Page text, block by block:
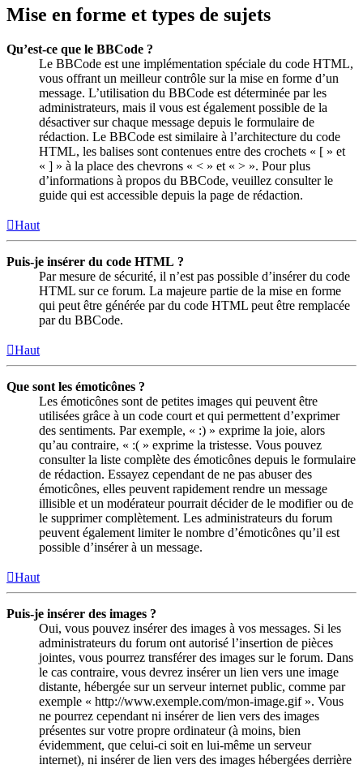
Mise en forme et types de sujets
Qu’est-ce que le BBCode ?
Le BBCode est une implémentation spéciale du code HTML,
vous offrant un meilleur contrôle sur la mise en forme d’un
message. L’utilisation du BBCode est déterminée par les
administrateurs, mais il vous est également possible de la
désactiver sur chaque message depuis le formulaire de
rédaction. Le BBCode est similaire à l’architecture du code
HTML, les balises sont contenues entre des crochets « [ » et
« ] » à la place des chevrons « < » et « > ». Pour plus
d’informations à propos du BBCode, veuillez consulter le
guide qui est accessible depuis la page de rédaction.
Haut
Puis-je insérer du code HTML ?
Par mesure de sécurité, il n’est pas possible d’insérer du code
HTML sur ce forum. La majeure partie de la mise en forme
qui peut être générée par du code HTML peut être remplacée
par du BBCode.
Haut
Que sont les émoticônes ?
Les émoticônes sont de petites images qui peuvent être
utilisées grâce à un code court et qui permettent d’exprimer
des sentiments. Par exemple, « :) » exprime la joie, alors
qu’au contraire, « :( » exprime la tristesse. Vous pouvez
consulter la liste complète des émoticônes depuis le formulaire
de rédaction. Essayez cependant de ne pas abuser des
émoticônes, elles peuvent rapidement rendre un message
illisible et un modérateur pourrait décider de le modifier ou de
le supprimer complètement. Les administrateurs du forum
peuvent également limiter le nombre d’émoticônes qu’il est
possible d’insérer à un message.
Haut
Puis-je insérer des images ?
Oui, vous pouvez insérer des images à vos messages. Si les
administrateurs du forum ont autorisé l’insertion de pièces
jointes, vous pourrez transférer des images sur le forum. Dans
le cas contraire, vous devrez insérer un lien vers une image
distante, hébergée sur un serveur internet public, comme par
exemple « http://www.exemple.com/mon-image.gif ». Vous
ne pourrez cependant ni insérer de lien vers des images
présentes sur votre propre ordinateur (à moins, bien
évidemment, que celui-ci soit en lui-même un serveur
internet), ni insérer de lien vers des images hébergées derrière